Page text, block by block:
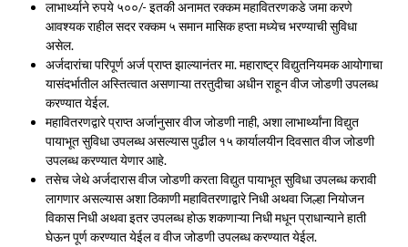
लाभार्थ्याने रुपये ५००/- इतकी अनामत रक्कम महावितरणकडे जमा करणे
आवश्यक राहील सदर रक्कम ५ समान मासिक हप्ता मध्येच भरण्याची सुविधा
असेल.
अर्जदारांचा परिपूर्ण अर्ज प्राप्त झाल्यानंतर मा. महाराष्ट्र विद्युतनियमक आयोगाचा
यासंदर्भातील अस्तित्वात असणाऱ्या तरतुदीचा अधीन राहून वीज जोडणी उपलब्ध
करण्यात येईल.
महावितरणद्वारे प्राप्त अर्जानुसार वीज जोडणी नाही, अशा लाभार्थ्यांना विद्युत
पायाभूत सुविधा उपलब्ध असल्यास पुढील १५ कार्यालयीन दिवसात वीज जोडणी
उपलब्ध करण्यात येणार आहे.
तसेच जेथे अर्जदारास वीज जोडणी करता विद्युत पायाभूत सुविधा उपलब्ध करावी
लागणार असल्यास अशा ठिकाणी महावितरणाद्वारे निधी अथवा जिल्हा नियोजन
विकास निधी अथवा इतर उपलब्ध होऊ शकणाऱ्या निधी मधून प्राधान्याने हाती
घेऊन पूर्ण करण्यात येईल व वीज जोडणी उपलब्ध करण्यात येईल.